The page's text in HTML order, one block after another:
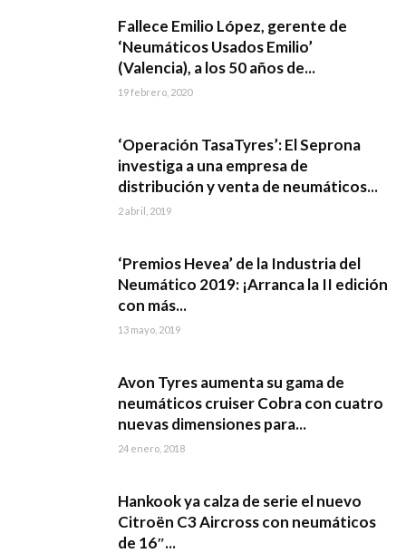
Fallece Emilio López, gerente de
‘Neumáticos Usados Emilio’
(Valencia), a los 50 años de...
19 febrero, 2020
‘Operación TasaTyres’: El Seprona
investiga a una empresa de
distribución y venta de neumáticos...
2 abril, 2019
‘Premios Hevea’ de la Industria del
Neumático 2019: ¡Arranca la II edición
con más...
13 mayo, 2019
Avon Tyres aumenta su gama de
neumáticos cruiser Cobra con cuatro
nuevas dimensiones para...
24 enero, 2018
Hankook ya calza de serie el nuevo
Citroën C3 Aircross con neumáticos
de 16″...